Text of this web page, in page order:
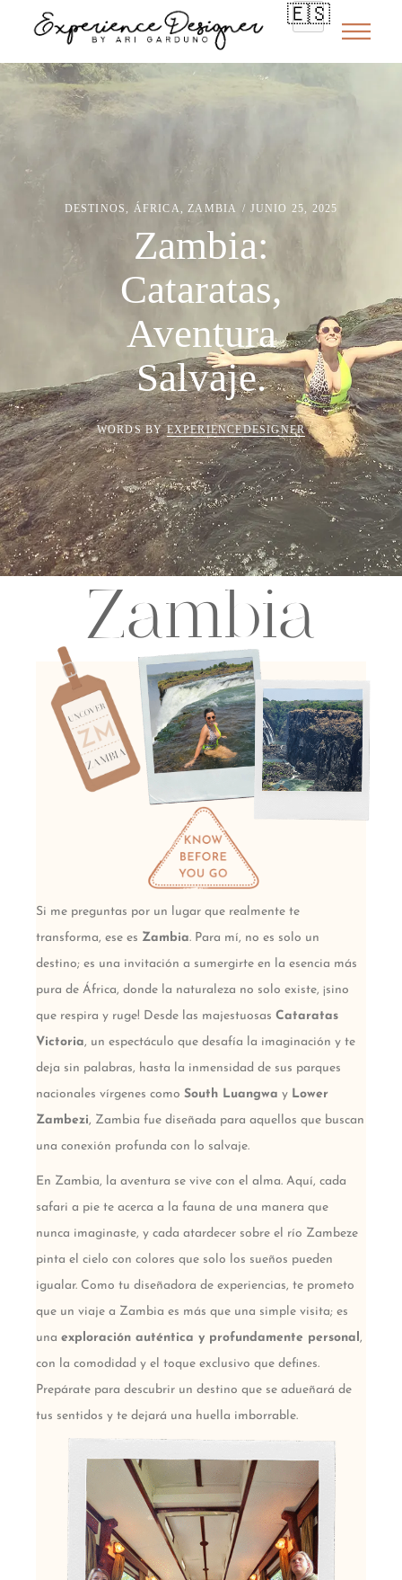
🇪🇸
DESTINOS , ÁFRICA,ZAMBIA JUNIO 25, 2025
Zambia:
Cataratas,
Aventura
Salvaje.
WORDS BYEXPERIENCEDESIGNER
Zambia
Si me preguntas por un lugar que realmente te
transforma, ese es Zambia. Para mí, no es solo un
destino; es una invitación a sumergirte en la esencia más
pura de África, donde la naturaleza no solo existe, ¡sino
que respira y ruge! Desde las majestuosasCataratas
Victoria, un espectáculo que desafía la imaginación y te
deja sin palabras, hasta la inmensidad de sus parques
nacionales vírgenes comoSouth Luangwa y Lower
Zambezi, Zambia fue diseñada para aquellos que buscan
una conexión profunda con lo salvaje.
En Zambia, la aventura se vive con el alma. Aquí, cada
safari a pie te acerca a la fauna de una manera que
nunca imaginaste, y cada atardecer sobre el río Zambeze
pinta el cielo con colores que solo los sueños pueden
igualar. Como tu diseñadora de experiencias, te prometo
que un viaje a Zambia es más que una simple visita; es
unaexploración auténtica y profundamente personal,
con la comodidad y el toque exclusivo que defines.
Prepárate para descubrir un destino que se adueñará de
tus sentidos y te dejará una huella imborrable.